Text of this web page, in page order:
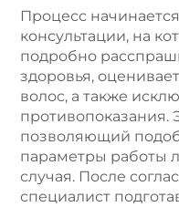
Процесс
консультации, на
подробно
здоровья,
волос, а также
противопоказания.
позволяющий
параметры работы
случая. После
специалист